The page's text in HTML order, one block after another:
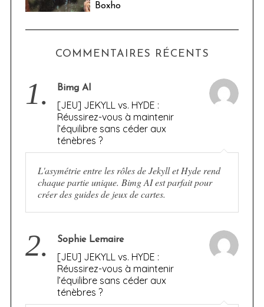
Boxho
COMMENTAIRES RÉCENTS
1. Bimg AI
[JEU] JEKYLL vs. HYDE :
Réussirez-vous à maintenir
l’équilibre sans céder aux
ténèbres ?
L'asymétrie entre les rôles de Jekyll et Hyde rend
chaque partie unique. Bimg AI est parfait pour
créer des guides de jeux de cartes.
2. Sophie Lemaire
[JEU] JEKYLL vs. HYDE :
Réussirez-vous à maintenir
l’équilibre sans céder aux
ténèbres ?